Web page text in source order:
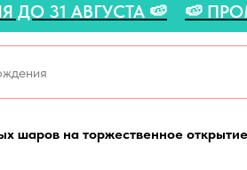
АКЦИЯ ДО 31 АВГУСТА 🍉
шаров на торжественное открытие